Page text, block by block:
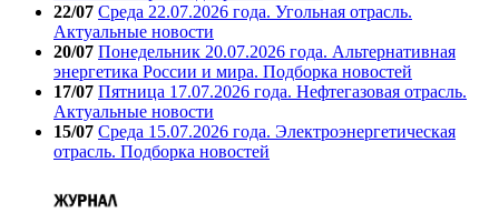
22/07 Среда 22.07.2026 года. Угольная отрасль.
Актуальные новости
20/07 Понедельник 20.07.2026 года. Альтернативная
энергетика России и мира. Подборка новостей
17/07 Пятница 17.07.2026 года. Нефтегазовая отрасль.
Актуальные новости
15/07 Среда 15.07.2026 года. Электроэнергетическая
отрасль. Подборка новостей